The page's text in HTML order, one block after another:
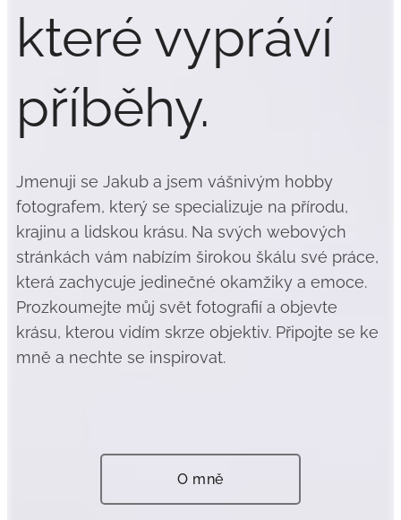
které vypráví
příběhy.
Jmenuji se Jakub a jsem vášnivým hobby
fotografem, který se specializuje na přírodu,
krajinu a lidskou krásu. Na svých webových
stránkách vám nabízím širokou škálu své práce,
která zachycuje jedinečné okamžiky a emoce.
Prozkoumejte můj svět fotografií a objevte
krásu, kterou vidím skrze objektiv. Připojte se ke
mně a nechte se inspirovat.
O mně